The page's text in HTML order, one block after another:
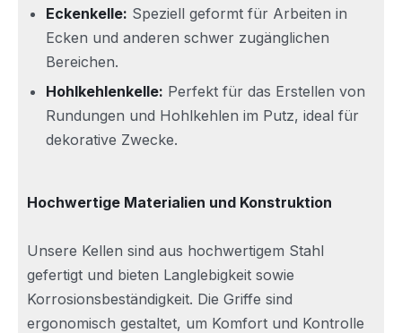
Eckenkelle: Speziell geformt für Arbeiten in
Ecken und anderen schwer zugänglichen
Bereichen.
Hohlkehlenkelle: Perfekt für das Erstellen von
Rundungen und Hohlkehlen im Putz, ideal für
dekorative Zwecke.
Hochwertige Materialien und Konstruktion
Unsere Kellen sind aus hochwertigem Stahl
gefertigt und bieten Langlebigkeit sowie
Korrosionsbeständigkeit. Die Griffe sind
ergonomisch gestaltet, um Komfort und Kontrolle